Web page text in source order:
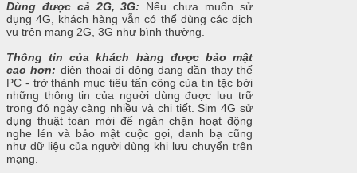
Dùng được cả 2G, 3G: Nếu chưa muốn sử
dụng 4G, khách hàng vẫn có thể dùng các dịch
vụ trên mạng 2G, 3G như bình thường.
Thông tin của khách hàng được bảo mật
cao hơn: điện thoại di động đang dần thay thế
PC - trở thành mục tiêu tấn công của tin tặc bởi
những thông tin của người dùng được lưu trữ
trong đó ngày càng nhiều và chi tiết. Sim 4G sử
dụng thuật toán mới để ngăn chặn hoạt động
nghe lén và bảo mật cuộc gọi, danh bạ cũng
như dữ liệu của người dùng khi lưu chuyển trên
mạng.